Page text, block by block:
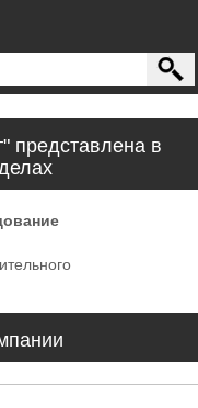
представлена в